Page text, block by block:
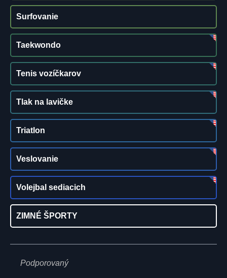
Surfovanie
Taekwondo
Tenis vozíčkarov
Tlak na lavičke
Triatlon
Veslovanie
Volejbal sediacich
ZIMNÉ ŠPORTY
Podporovaný